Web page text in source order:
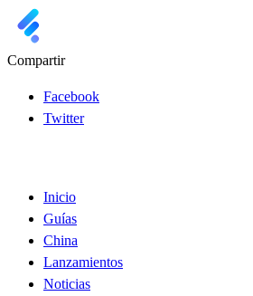
Compartir
Facebook
Twitter
Inicio
Guías
China
Lanzamientos
Noticias